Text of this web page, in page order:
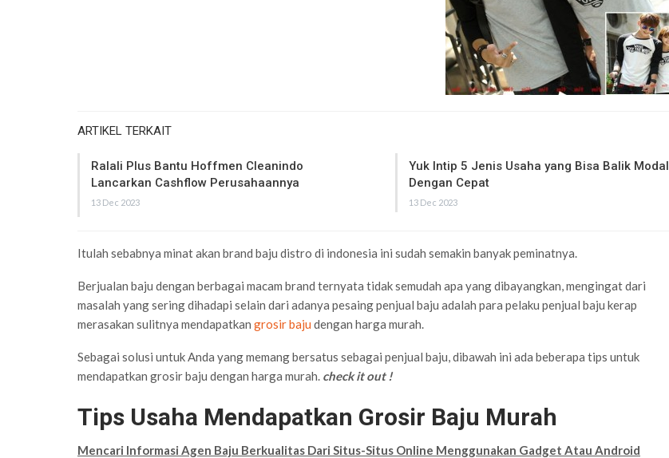
ARTIKEL TERKAIT
Ralali Plus Bantu Hoffmen Cleanindo
Lancarkan Cashflow Perusahaannya
13 Dec 2023
Yuk Intip 5 Jenis Usaha yang Bisa Balik Modal
Dengan Cepat
13 Dec 2023
Itulah sebabnya minat akan brand baju distro di indonesia ini sudah semakin banyak peminatnya.
Berjualan baju dengan berbagai macam brand ternyata tidak semudah apa yang dibayangkan, mengingat dari
masalah yang sering dihadapi selain dari adanya pesaing penjual baju adalah para pelaku penjual baju kerap
merasakan sulitnya mendapatkan grosir baju dengan harga murah.
Sebagai solusi untuk Anda yang memang bersatus sebagai penjual baju, dibawah ini ada beberapa tips untuk
mendapatkan grosir baju dengan harga murah. check it out !
Tips Usaha Mendapatkan Grosir Baju Murah
Mencari Informasi Agen Baju Berkualitas Dari Situs-Situs Online Menggunakan Gadget Atau Android